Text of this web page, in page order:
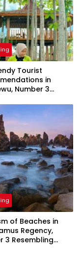
Tourist
in
Number 3
of Beaches in
Regency,
3 Resembling